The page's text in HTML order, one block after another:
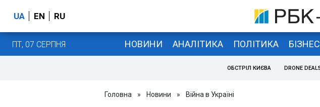
UA EN RU
ПТ, 07 СЕРПНЯ НОВИНИ АНАЛІТИКА ПОЛІТИКА БІЗНЕС
ОБСТРІЛ КИЄВА DRONE
Головна » Новини » Війна в Україні